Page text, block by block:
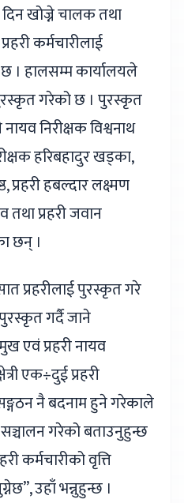
खोज्ने चालक तथा
कर्मचारीलाई
हालसम्म कार्यालयले
गरेको छ । पुरस्कृत
नायव निरीक्षक विश्वनाथ
हरिबहादुर खड्का,
प्रहरी हबल्दार लक्ष्मण
तथा प्रहरी जवान
छन् ।
प्रहरीलाई पुरस्कृत गरे
गर्दै जाने
एवं प्रहरी नायव
एक÷दुई प्रहरी
नै बदनाम हुने गरेकाले
गरेको बताउनुहुन्छ
कर्मचारीको वृत्ति
उहाँ भन्नुहुन्छ ।